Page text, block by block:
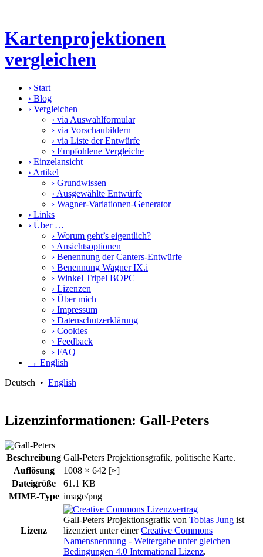
Kartenprojektionen
vergleichen
› Start
› Blog
› Vergleichen
› via Auswahlformular
› via Vorschaubildern
› via Liste der Entwürfe
› Empfohlene Vergleiche
› Einzelansicht
› Artikel
› Grundwissen
› Ausgewählte Entwürfe
› Wagner-Variationen-Generator
› Links
› Über …
› Worum geht’s eigentlich?
› Ansichtsoptionen
› Benennung der Canters-Entwürfe
› Benennung Wagner IX.i
› Winkel Tripel BOPC
› Lizenzen
› Über mich
› Impressum
› Datenschutzerklärung
› Cookies
› Feedback
› FAQ
→ English
Deutsch • English
—
Lizenzinformationen: Gall-Peters
Beschreibung Gall-Peters Projektionsgrafik, politische Karte.
Auflösung
1008 × 642 [≈]
Dateigröße
61.1 KB
MIME-Type image/png
Lizenz
Gall-Peters Projektionsgrafik von Tobias Jung ist
lizenziert unter einerCreative Commons
Namensnennung - Weitergabe unter gleichen
Bedingungen 4.0 International Lizenz.